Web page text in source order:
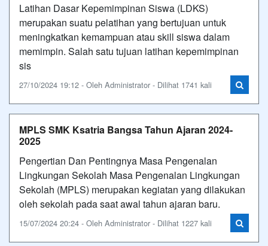
Latihan Dasar Kepemimpinan Siswa (LDKS)
merupakan suatu pelatihan yang bertujuan untuk
meningkatkan kemampuan atau skill siswa dalam
memimpin. Salah satu tujuan latihan kepemimpinan
sis
27/10/2024 19:12 - Oleh Administrator - Dilihat 1741 kali
MPLS SMK Ksatria Bangsa Tahun Ajaran 2024-
2025
Pengertian Dan Pentingnya Masa Pengenalan
Lingkungan Sekolah Masa Pengenalan Lingkungan
Sekolah (MPLS) merupakan kegiatan yang dilakukan
oleh sekolah pada saat awal tahun ajaran baru.
15/07/2024 20:24 - Oleh Administrator - Dilihat 1227 kali